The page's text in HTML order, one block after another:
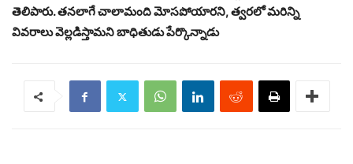
తెలిపారు. తనలాగే చాలామంది మోసపోయారని, త్వరలో మరిన్ని
వివరాలు వెల్లడిస్తామని బాధితుడు పేర్కొన్నాడు